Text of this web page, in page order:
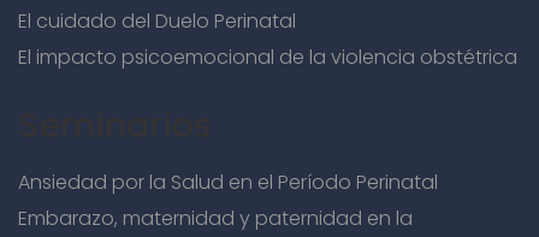
El cuidado del Duelo Perinatal
El impacto psicoemocional de la violencia obstétrica
Ansiedad por la Salud en el Período Perinatal
Embarazo, maternidad y paternidad en la